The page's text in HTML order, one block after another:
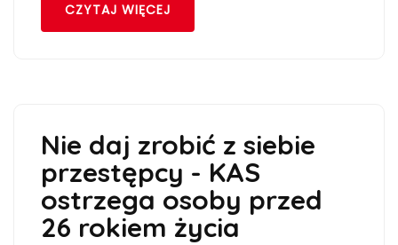
CZYTAJ WIĘCEJ
Nie daj zrobić z siebie
przestępcy - KAS
ostrzega osoby przed
26 rokiem życia